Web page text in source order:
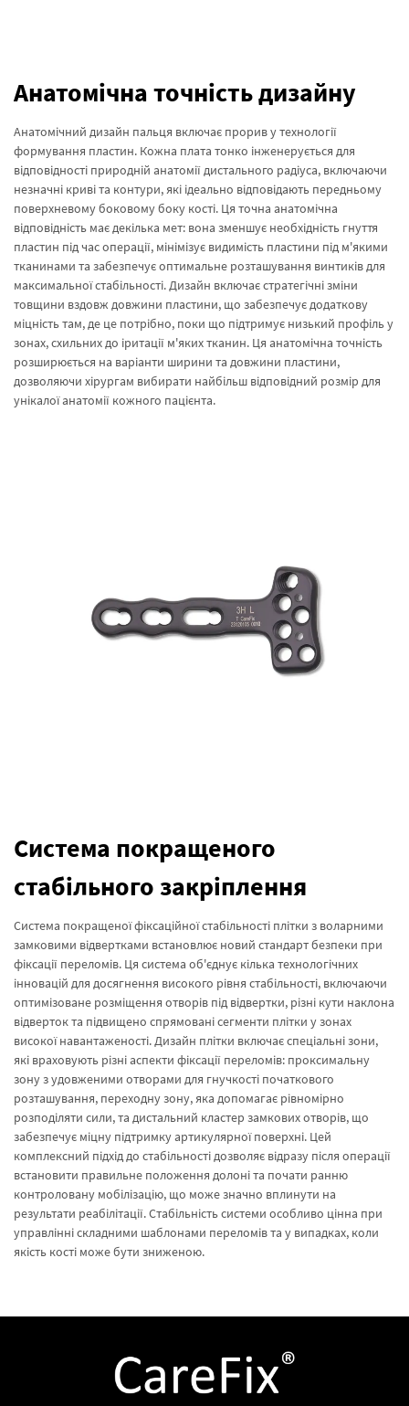
Анатомічна точність дизайну
Анатомічний дизайн пальця включає прорив у технології
формування пластин. Кожна плата тонко інженерується для
відповідності природній анатомії дистального радіуса, включаючи
незначні криві та контури, які ідеально відповідають передньому
поверхневому боковому боку кості. Ця точна анатомічна
відповідність має декілька мет: вона зменшує необхідність гнуття
пластин під час операції, мінімізує видимість пластини під м'якими
тканинами та забезпечує оптимальне розташування винтиків для
максимальної стабільності. Дизайн включає стратегічні зміни
товщини вздовж довжини пластини, що забезпечує додаткову
міцність там, де це потрібно, поки що підтримує низький профіль у
зонах, схильних до іритації м'яких тканин. Ця анатомічна точність
розширюється на варіанти ширини та довжини пластини,
дозволяючи хірургам вибирати найбільш відповідний розмір для
унікалої анатомії кожного пацієнта.
Система покращеного
стабільного закріплення
Система покращеної фіксаційної стабільності плітки з воларними
замковими відвертками встановлює новий стандарт безпеки при
фіксації переломів. Ця система об'єднує кілька технологічних
інновацій для досягнення високого рівня стабільності, включаючи
оптимізоване розміщення отворів під відвертки, різні кути наклона
відверток та підвищено спрямовані сегменти плітки у зонах
високої навантаженості. Дизайн плітки включає спеціальні зони,
які враховують різні аспекти фіксації переломів: проксимальну
зону з удовженими отворами для гнучкості початкового
розташування, переходну зону, яка допомагає рівномірно
розподіляти сили, та дистальний кластер замкових отворів, що
забезпечує міцну підтримку артикулярної поверхні. Цей
комплексний підхід до стабільності дозволяє відразу після операції
встановити правильне положення долоні та почати ранню
контроловану мобілізацію, що може значно вплинути на
результати реабілітації. Стабільність системи особливо цінна при
управлінні складними шаблонами переломів та у випадках, коли
якість кості може бути зниженою.